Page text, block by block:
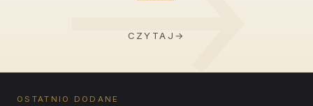
CZYTAJ →
OSTATNIO DODANE